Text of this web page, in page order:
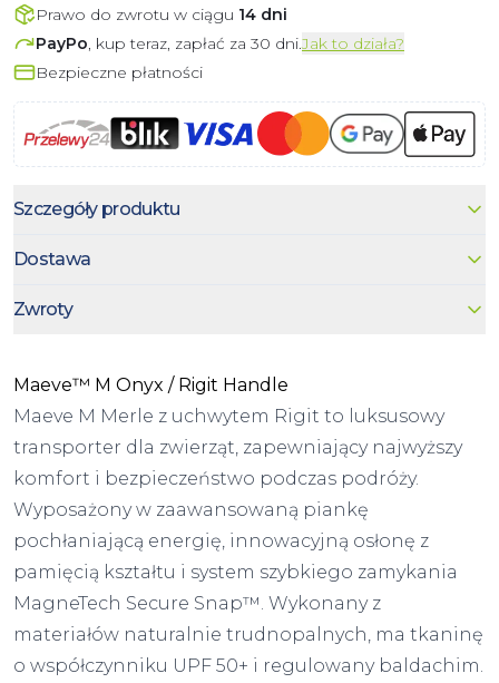
Prawo do zwrotu w ciągu 14 dni
PayPo, kup teraz, zapłać za 30 dni.Jak to działa?
Bezpieczne płatności
Szczegóły produktu
Dostawa
Zwroty
Maeve™ M Onyx / Rigit Handle
Maeve M Merle z uchwytem Rigit to luksusowy
transporter dla zwierząt, zapewniający najwyższy
komfort i bezpieczeństwo podczas podróży.
Wyposażony w zaawansowaną piankę
pochłaniającą energię, innowacyjną osłonę z
pamięcią kształtu i system szybkiego zamykania
MagneTech Secure Snap™. Wykonany z
materiałów naturalnie trudnopalnych, ma tkaninę
o współczynniku UPF 50+ i regulowany baldachim.